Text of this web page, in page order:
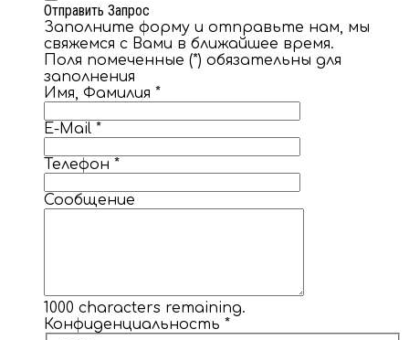
Отправить Запрос
Заполните форму и отправьте нам, мы
свяжемся с Вами в ближайшее время.
Поля помеченные (*) обязательны для
заполнения
Имя, Фамилия *
E-Mail *
Телефон *
Сообщение
1000 characters remaining.
Конфиденциальность *